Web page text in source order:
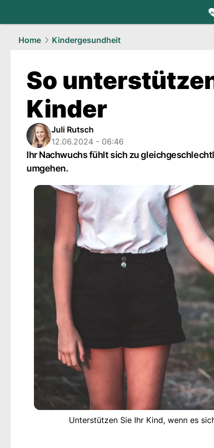
health.
Home
Kindergesundheit
So
Kinder
Juli Rutsch
12.06.2024 - 06:46
Ihr Nachwuchs fühlt sich zu
umgehen.
Unterstützen Sie Ihr Kind, wenn es